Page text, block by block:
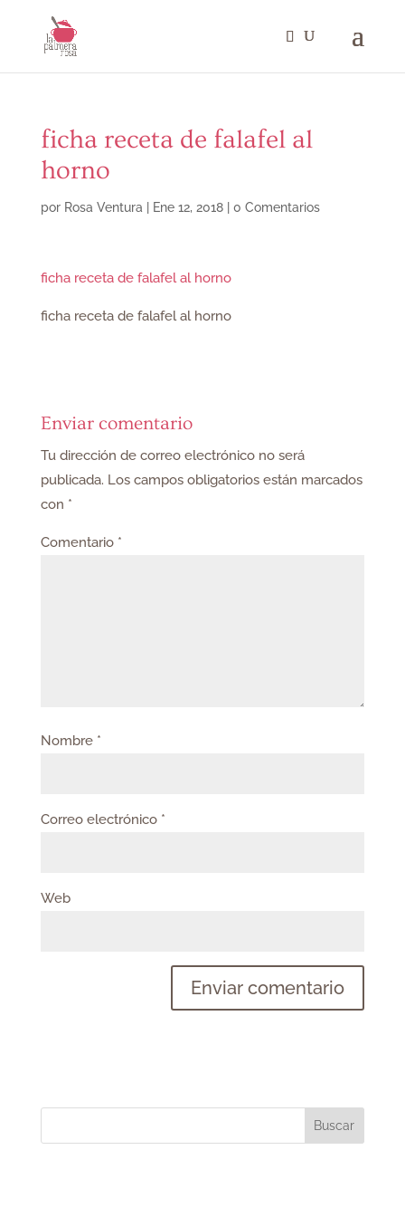
ficha receta de falafel al
horno
por Rosa Ventura Ene 12, 2018| 0 Comentarios
ficha receta de falafel al horno
ficha receta de falafel al horno
Enviar comentario
Tu dirección de correo electrónico no será
publicada. Los campos obligatorios están marcados
con *
Comentario *
Nombre *
Correo electrónico *
Web
Buscar